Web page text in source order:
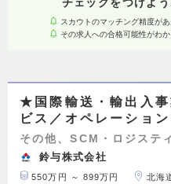
チェックをつけよ
スカウトのマッチング精度が
その求人への合格可能性がわか
★国際輸送・輸出入
ビス／オペレーショ
その他、SCM・ロジステ
鈴与株式会社
550万円 ～ 899万円
北海